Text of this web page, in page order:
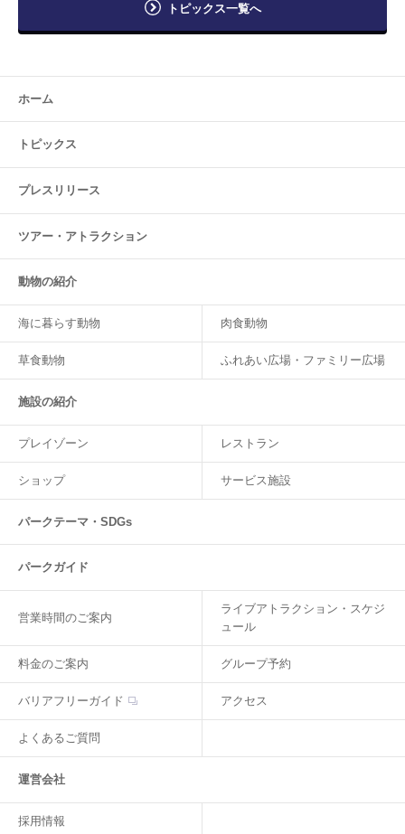
トピックス一覧へ
ホーム
トピックス
プレスリリース
ツアー・ アトラクション
動物の紹介
海に暮らす動物 肉食動物
草食動物 ふれあい広場・ファミリー広場
施設の紹介
プレイゾーン レストラン
ショップ サービス施設
パークテーマ・SDGs
パークガイド
営業時間のご案内
ライブアトラクション・スケジ
ュール
料金のご案内 グループ予約
バリアフリーガイド アクセス
よくあるご質問
運営会社
採用情報